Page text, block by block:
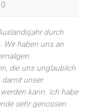
durch
Wir haben uns an
die uns unglaublich
damit unser
kann. Ich habe
sehr genossen